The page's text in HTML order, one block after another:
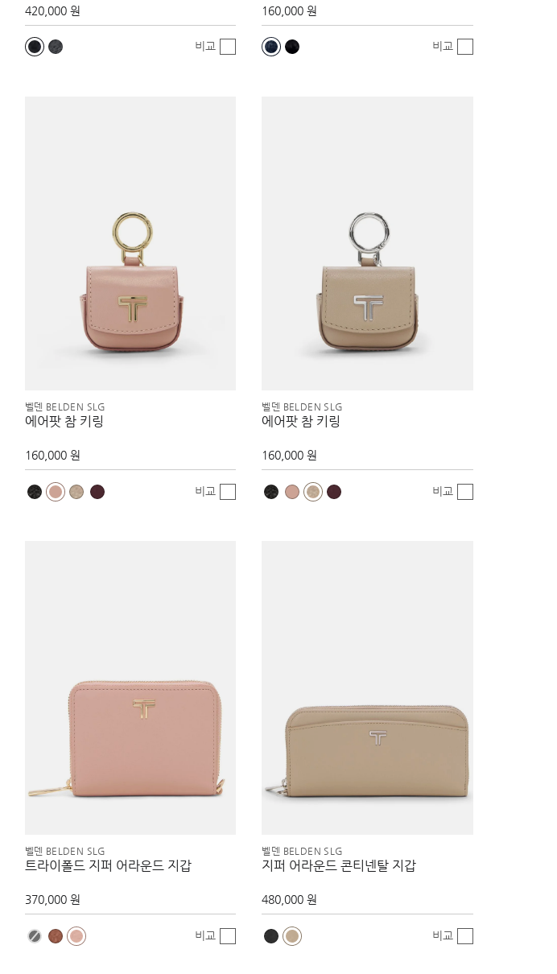
420,000 원
비교
160,000 원
비교
벨덴 BELDEN SLG
에어팟 참 키링
160,000 원
비교
벨덴 BELDEN SLG
에어팟 참 키링
160,000 원
비교
벨덴 BELDEN SLG
트라이폴드 지퍼 어라운드 지갑
370,000 원
비교
벨덴 BELDEN SLG
지퍼 어라운드 콘티넨탈 지갑
480,000 원
비교